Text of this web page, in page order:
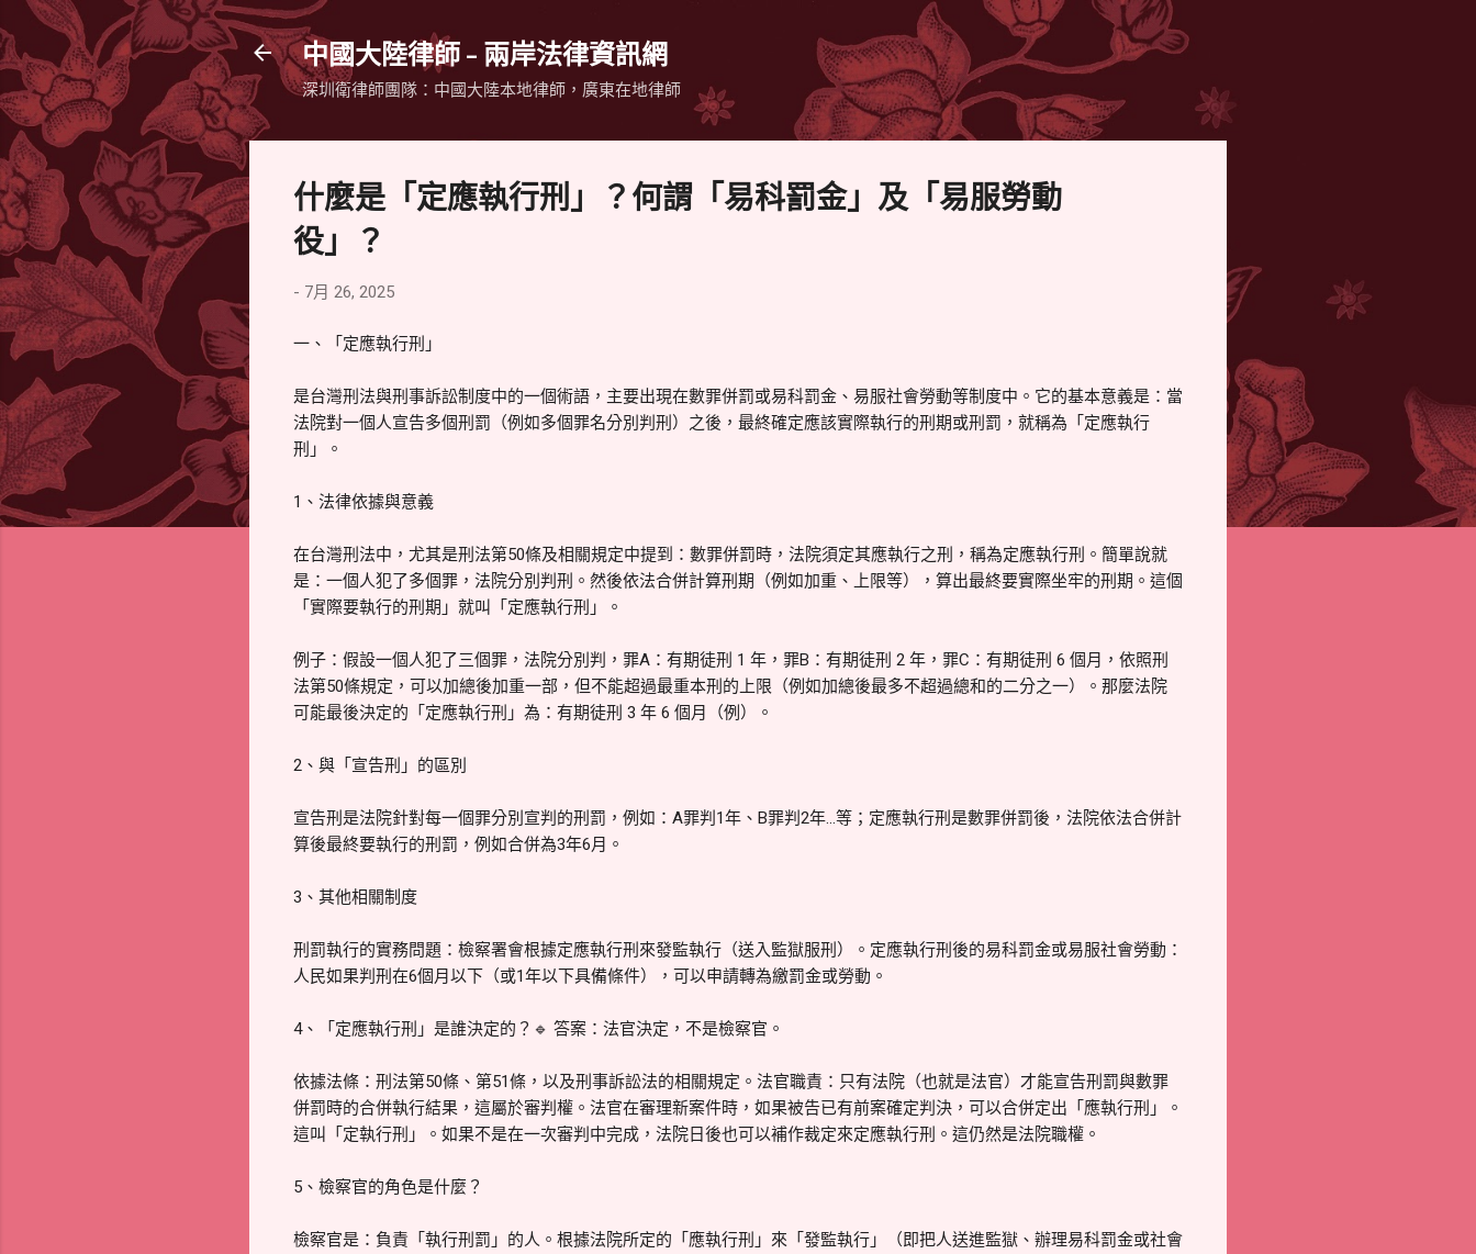
中國大陸律師 - 兩岸法律資訊網
深圳衛律師團隊：中國大陸本地律師，廣東在地律師
什麼是「定應執行刑」？何謂「易科罰金」及「易服勞動
役」？
- 7月 26, 2025
一、「定應執行刑」
是台灣刑法與刑事訴訟制度中的一個術語，主要出現在數罪併罰或易科罰金、易服社會勞動等制度中。它的基本意義是：當
法院對一個人宣告多個刑罰（例如多個罪名分別判刑）之後，最終確定應該實際執行的刑期或刑罰，就稱為「定應執行
刑」。
1、法律依據與意義
在台灣刑法中，尤其是刑法第50條及相關規定中提到：數罪併罰時，法院須定其應執行之刑，稱為定應執行刑。簡單說就
是：一個人犯了多個罪，法院分別判刑。然後依法合併計算刑期（例如加重、上限等），算出最終要實際坐牢的刑期。這個
「實際要執行的刑期」就叫「定應執行刑」。
例子：假設一個人犯了三個罪，法院分別判，罪A：有期徒刑 1 年，罪B：有期徒刑 2 年，罪C：有期徒刑 6 個月，依照刑
法第50條規定，可以加總後加重一部，但不能超過最重本刑的上限（例如加總後最多不超過總和的二分之一）。那麼法院
可能最後決定的「定應執行刑」為：有期徒刑 3 年 6 個月（例）。
2、與「宣告刑」的區別
宣告刑是法院針對每一個罪分別宣判的刑罰，例如：A罪判1年、B罪判2年…等；定應執行刑是數罪併罰後，法院依法合併計
算後最終要執行的刑罰，例如合併為3年6月。
3、其他相關制度
刑罰執行的實務問題：檢察署會根據定應執行刑來發監執行（送入監獄服刑）。定應執行刑後的易科罰金或易服社會勞動：
人民如果判刑在6個月以下（或1年以下具備條件），可以申請轉為繳罰金或勞動。
4、「定應執行刑」是誰決定的？🔹 答案：法官決定，不是檢察官。
依據法條：刑法第50條、第51條，以及刑事訴訟法的相關規定。法官職責：只有法院（也就是法官）才能宣告刑罰與數罪
併罰時的合併執行結果，這屬於審判權。法官在審理新案件時，如果被告已有前案確定判決，可以合併定出「應執行刑」。
這叫「定執行刑」。如果不是在一次審判中完成，法院日後也可以補作裁定來定應執行刑。這仍然是法院職權。
5、檢察官的角色是什麼？
檢察官是：負責「執行刑罰」的人。根據法院所定的「應執行刑」來「發監執行」（即把人送進監獄、辦理易科罰金或社會